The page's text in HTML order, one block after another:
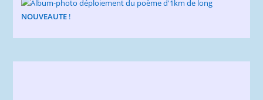
NOUVEAUTE !